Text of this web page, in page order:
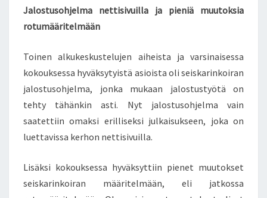
Jalostusohjelma nettisivuilla ja pieniä muutoksia
rotumääritelmään
Toinen alkukeskustelujen aiheista ja varsinaisessa
kokouksessa hyväksytyistä asioista oli seiskarinkoiran
jalostusohjelma, jonka mukaan jalostustyötä on
tehty tähänkin asti. Nyt jalostusohjelma vain
saatettiin omaksi erilliseksi julkaisukseen, joka on
luettavissa kerhon nettisivuilla.
Lisäksi kokouksessa hyväksyttiin pienet muutokset
seiskarinkoiran määritelmään, eli jatkossa